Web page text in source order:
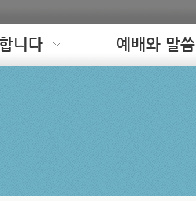
니다 예배와 말씀